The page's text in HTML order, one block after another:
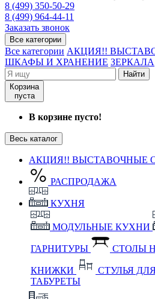
8 (499) 350-50-29
8 (499) 964-44-11
Заказать звонок
Все категории
Все категории АКЦИЯ!!
ШКАФЫ И ХРАНЕНИЕ ЗЕРКАЛА
Найти
Корзина
пуста
В корзине пусто!
Весь каталог
АКЦИЯ!! ВЫСТАВОЧНЫЕ
РАСПРОДАЖА
КУХНЯ
МОДУЛЬНЫЕ КУХНИ
ГАРНИТУРЫ СТОЛЫ
КНИЖКИ
СТУЛЬЯ
ТАБУРЕТЫ